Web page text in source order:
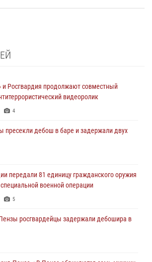
и Росгвардия продолжают совместный
видеоролик
4
пресекли дебош в баре и задержали двух
передали 81 единицу гражданского оружия
военной операции
5
росгвардейцы задержали дебошира в